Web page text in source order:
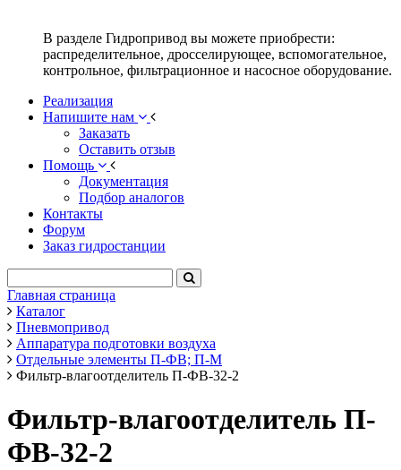
В разделе Гидропривод вы можете приобрести:
распределительное, дросселирующее, вспомогательное,
контрольное, фильтрационное и насосное оборудование.
Реализация
Напишите нам
Заказать
Оставить отзыв
Помощь
Документация
Подбор аналогов
Контакты
Форум
Заказ гидростанции
Главная страница
Каталог
Пневмопривод
Аппаратура подготовки воздуха
Отдельные элементы П-ФВ; П-М
Фильтр-влагоотделитель П-ФВ-32-2
Фильтр-влагоотделитель П-
ФВ-32-2